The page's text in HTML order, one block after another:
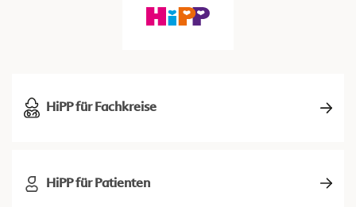
HiPP für Fachkreise
HiPP für Patienten